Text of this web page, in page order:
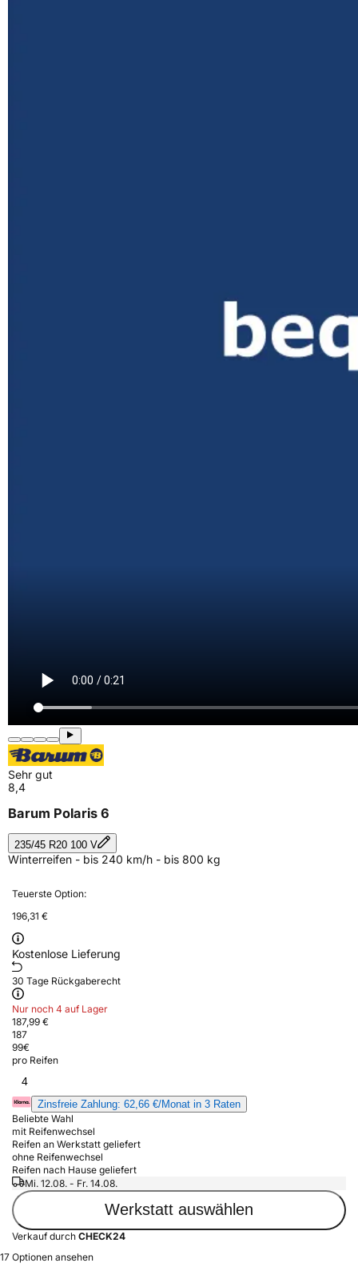
Sehr gut
8,4
Barum Polaris 6
235/45 R20 100 V
Winterreifen - bis 240 km/h - bis 800 kg
Teuerste Option:
196,31 €
Kostenlose Lieferung
30 Tage Rückgaberecht
Nur noch 4 auf Lager
187,99 €
187
99€
pro Reifen
4
Zinsfreie Zahlung: 62,66 €/Monat in 3 Raten
Beliebte Wahl
mit Reifenwechsel
Reifen an Werkstatt geliefert
ohne Reifenwechsel
Reifen nach Hause geliefert
Mi. 12.08. - Fr. 14.08.
Werkstatt auswählen
Verkauf durch CHECK24
17 Optionen ansehen